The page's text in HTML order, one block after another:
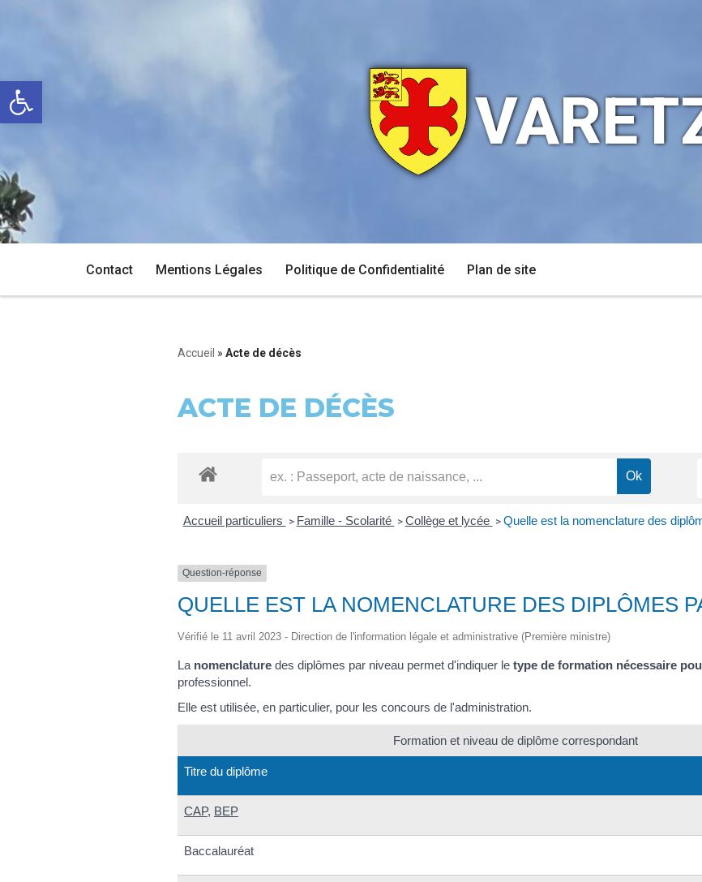
Ouvrir la barre d’outils
contenu
Contact Mentions Légales Politique de Confidentialité Plan de site
Accueil » Acte de décès
ACTE DE DÉCÈS
Accueil particuliers > Famille - Scolarité > Collège et lycée > Quelle est la nomenclature des
Question-réponse
QUELLE EST LA NOMENCLATURE DES DIPLÔMES
Vérifié le 11 avril 2023 - Direction de l'information légale et administrative (Première ministre)
La nomenclature des diplômes par niveau permet d'indiquer le type de formation nécessaire
professionnel.
Elle est utilisée, en particulier, pour les concours de l'administration.
Formation et niveau de diplôme correspondant
Titre du diplôme
CAP, BEP
Baccalauréat